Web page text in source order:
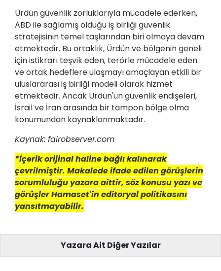
Ürdün güvenlik zorluklarıyla mücadele ederken,
ABD ile sağlamış olduğu iş birliği güvenlik
stratejisinin temel taşlarından biri olmaya devam
etmektedir. Bu ortaklık, Ürdün ve bölgenin geneli
için istikrarı teşvik eden, terörle mücadele eden
ve ortak hedeflere ulaşmayı amaçlayan etkili bir
uluslararası iş birliği modeli olarak hizmet
etmektedir. Ancak Ürdün'ün güvenlik endişeleri,
İsrail ve İran arasında bir tampon bölge olma
konumundan kaynaklanmaktadır.
Kaynak: fairobserver.com
*İçerik orijinal haline bağlı kalınarak
çevrilmiştir. Makalede ifade edilen görüşlerin
sorumluluğu yazara aittir, söz konusu yazı ve
görüşler Hamaset'in editoryal politikasını
yansıtmayabilir.
Yazara Ait Diğer Yazılar